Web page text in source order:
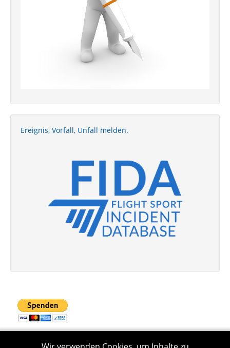
DSV-App >>Glideckeck
Ereignis, Vorfall, Unfall melden.